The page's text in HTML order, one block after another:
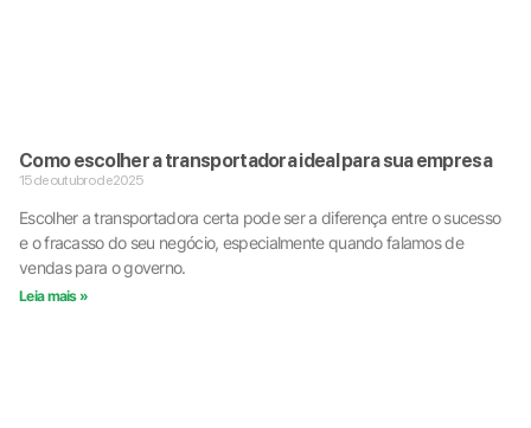
Como escolher a transportadora ideal para sua empresa
15 de outubro de 2025
Escolher a transportadora certa pode ser a diferença entre o sucesso
e o fracasso do seu negócio, especialmente quando falamos de
vendas para o governo.
Leia mais »